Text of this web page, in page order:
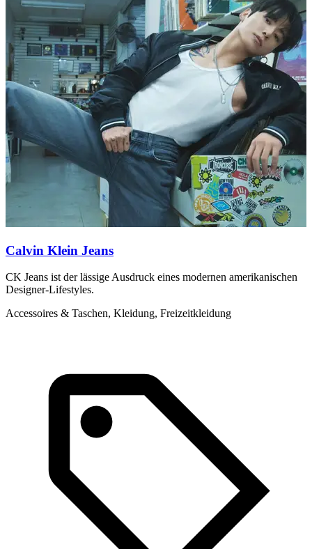
Calvin Klein Jeans
CK Jeans ist der lässige Ausdruck eines modernen amerikanischen
Designer-Lifestyles.
Accessoires & Taschen, Kleidung, Freizeitkleidung